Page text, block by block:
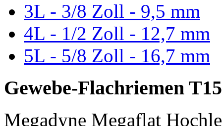
3L - 3/8 Zoll - 9,5 mm
4L - 1/2 Zoll - 12,7 mm
5L - 5/8 Zoll - 16,7 mm
Gewebe-Flachriemen
Megadyne Megaflat